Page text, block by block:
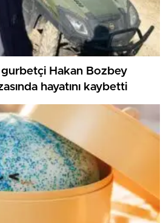
gurbetçi Hakan Bozbey
hayatını kaybetti